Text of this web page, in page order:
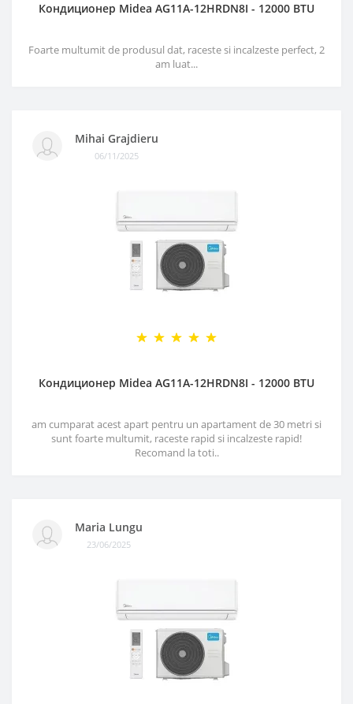
Кондиционер Midea AG11A-12HRDN8I - 12000 BTU
Foarte multumit de produsul dat, raceste si incalzeste perfect, 2
am luat...
Mihai Grajdieru
06/11/2025
Кондиционер Midea AG11A-12HRDN8I - 12000 BTU
am cumparat acest apart pentru un apartament de 30 metri si
sunt foarte multumit, raceste rapid si incalzeste rapid!
Recomand la toti..
Maria Lungu
23/06/2025